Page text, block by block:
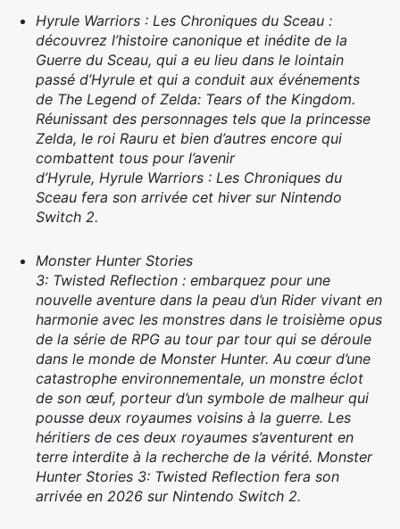
Hyrule Warriors : Les Chroniques du Sceau :
découvrez l’histoire canonique et inédite de la
Guerre du Sceau, qui a eu lieu dans le lointain
passé d’Hyrule et qui a conduit aux événements
de The Legend of Zelda: Tears of the Kingdom.
Réunissant des personnages tels que la princesse
Zelda, le roi Rauru et bien d’autres encore qui
combattent tous pour l’avenir
d’Hyrule, Hyrule Warriors : Les Chroniques du
Sceau fera son arrivée cet hiver sur Nintendo
Switch 2.
Monster Hunter Stories
3: Twisted Reflection : embarquez pour une
nouvelle aventure dans la peau d’un Rider vivant en
harmonie avec les monstres dans le troisième opus
de la série de RPG au tour par tour qui se déroule
dans le monde de Monster Hunter. Au cœur d’une
catastrophe environnementale, un monstre éclot
de son œuf, porteur d’un symbole de malheur qui
pousse deux royaumes voisins à la guerre. Les
héritiers de ces deux royaumes s’aventurent en
terre interdite à la recherche de la vérité. Monster
Hunter Stories 3: Twisted Reflection fera son
arrivée en 2026 sur Nintendo Switch 2.